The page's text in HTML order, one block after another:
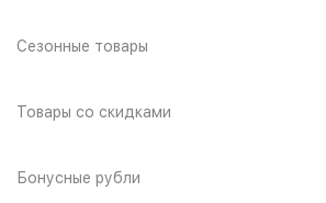
Сезонные товары
Товары со скидками
Бонусные рубли